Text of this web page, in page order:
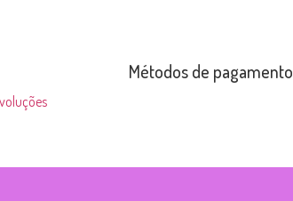
Métodos de pagamento